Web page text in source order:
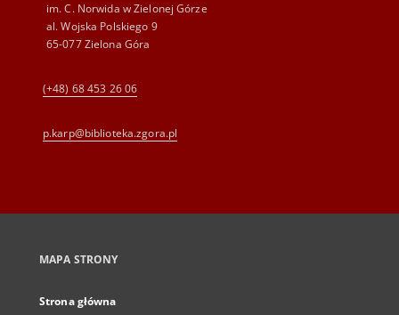
im. C. Norwida w Zielonej Górze
al. Wojska Polskiego 9
65-077 Zielona Góra
(+48) 68 453 26 06
p.karp@biblioteka.zgora.pl
MAPA STRONY
Strona główna